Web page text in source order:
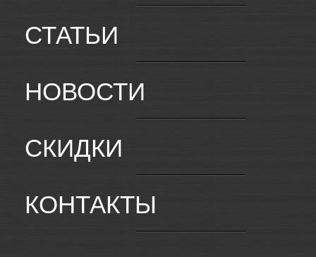
СТАТЬИ
НОВОСТИ
СКИДКИ
КОНТАКТЫ